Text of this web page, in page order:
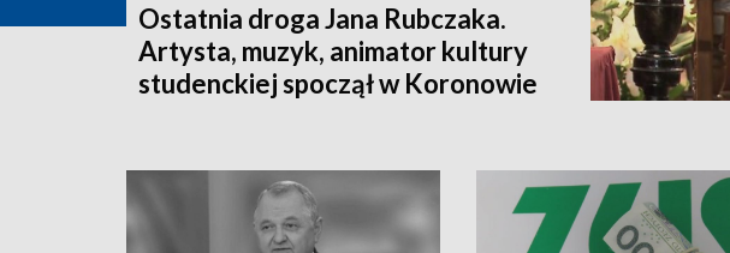
Ostatnia droga Jana Rubczaka.
Artysta, muzyk, animator kultury
studenckiej spoczął w Koronowie